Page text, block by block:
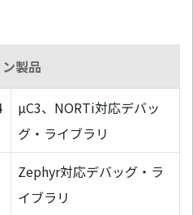
製品
µC3、NORTi対応デバッ
グ・ライブラリ
Zephyr対応デバッグ・ラ
イブラリ